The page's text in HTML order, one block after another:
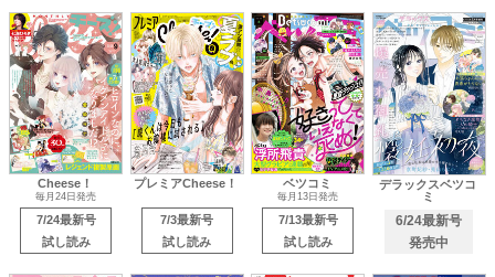
Cheese！
毎月24日発売
7/24最新号
試し読み
プレミアCheese！
7/3最新号
試し読み
ベツコミ
毎月13日発売
7/13最新号
試し読み
デラックスベツコ
ミ
6/24最新号
発売中